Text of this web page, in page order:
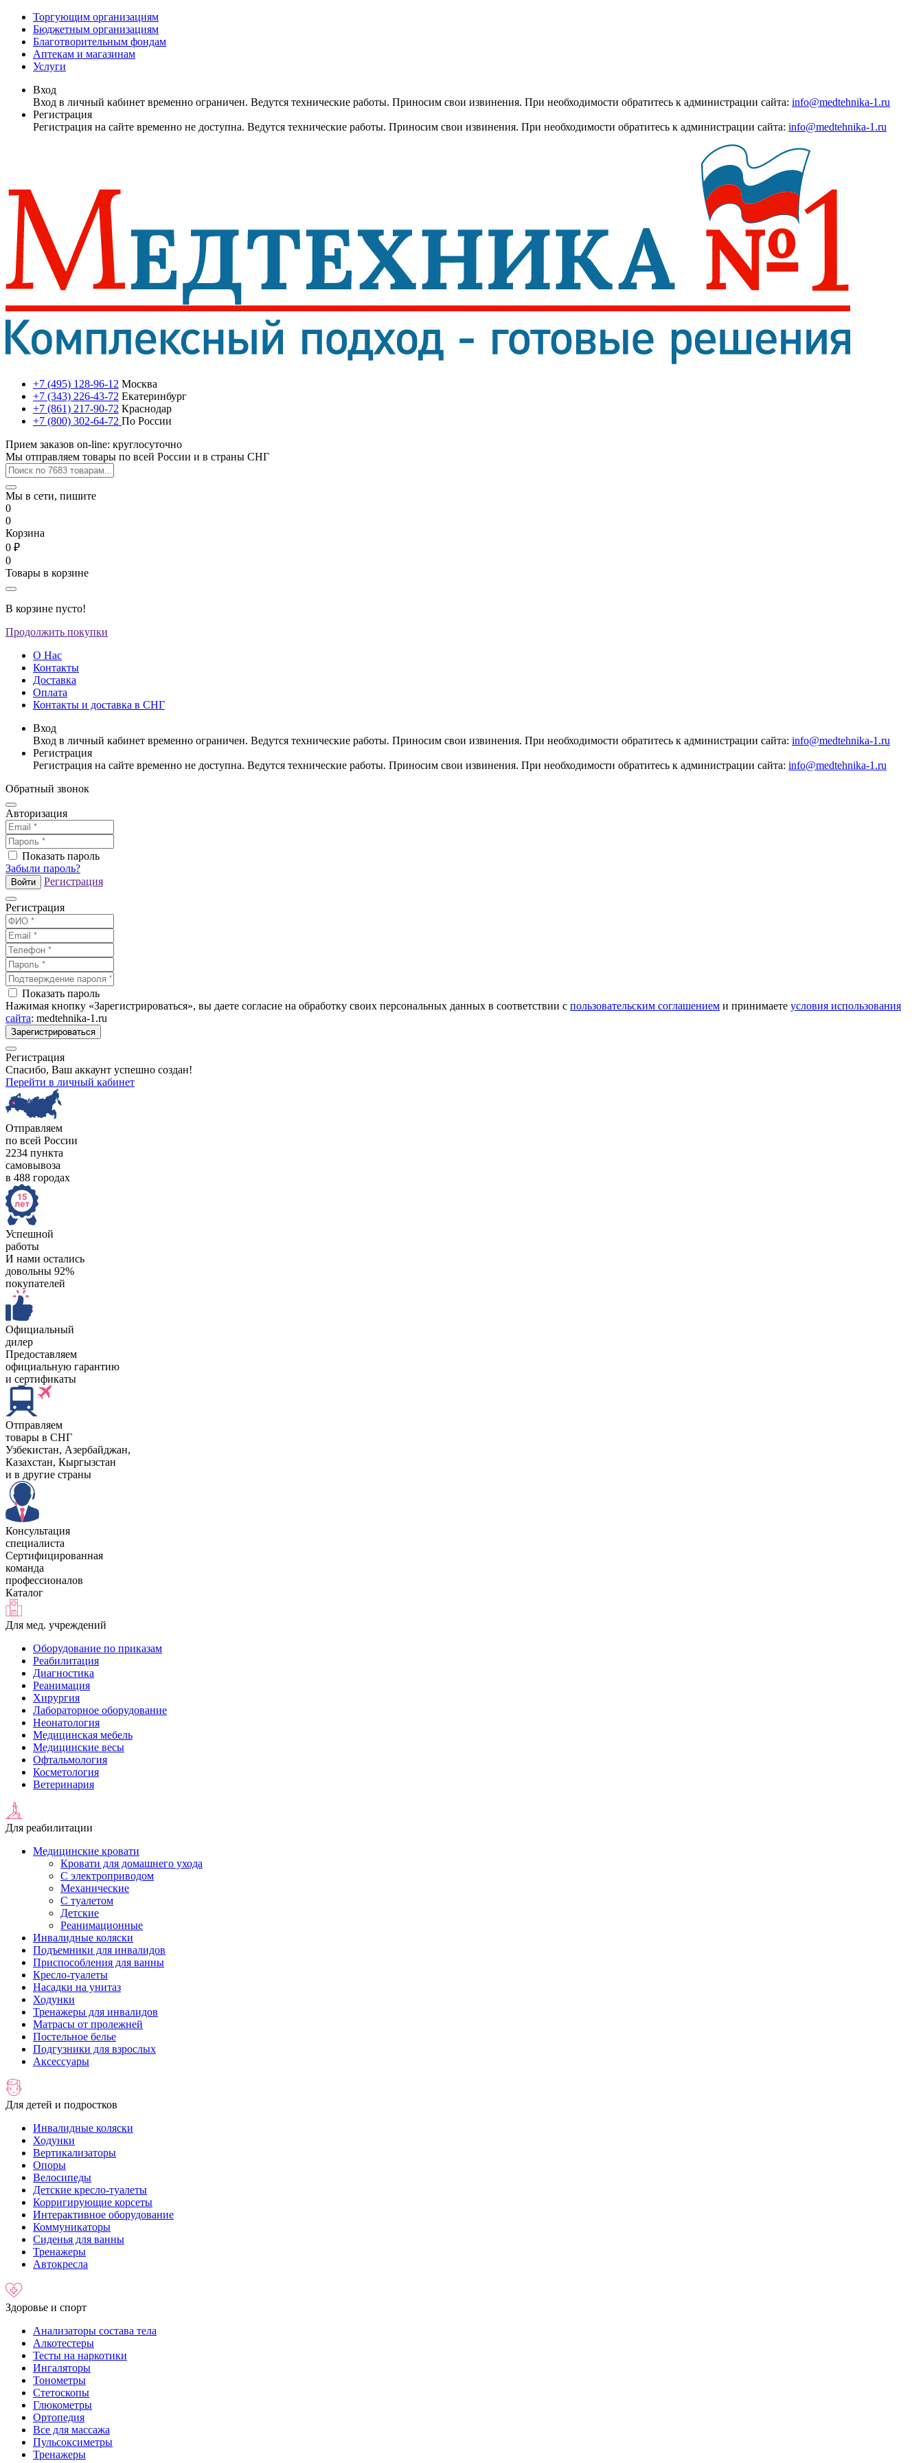
Торгующим организациям
Бюджетным организациям
Благотворительным фондам
Аптекам и магазинам
Услуги
Вход
Вход в личный кабинет временно ограничен. Ведутся технические работы. Приносим свои извинения. При необходимости обратитесь к администрации сайта: info@medtehnika-1.ru
Регистрация
Регистрация на сайте временно не доступна. Ведутся технические работы. Приносим свои извинения. При необходимости обратитесь к администрации сайта: info@medtehnika-1.ru
+7 (495) 128-96-12 Москва
+7 (343) 226-43-72 Екатеринбург
+7 (861) 217-90-72 Краснодар
+7 (800) 302-64-72 По России
Прием заказов on-line: круглосуточно
Мы отправляем товары по всей России и в страны СНГ
Мы в сети, пишите
0
0
Корзина
0 ₽
0
Товары в корзине
В корзине пусто!
Продолжить покупки
О Нас
Контакты
Доставка
Оплата
Контакты и доставка в СНГ
Вход
Вход в личный кабинет временно ограничен. Ведутся технические работы. Приносим свои извинения. При необходимости обратитесь к администрации сайта: info@medtehnika-1.ru
Регистрация
Регистрация на сайте временно не доступна. Ведутся технические работы. Приносим свои извинения. При необходимости обратитесь к администрации сайта: info@medtehnika-1.ru
Обратный звонок
Авторизация
Показать пароль
Забыли пароль?
Войти Регистрация
Регистрация
Показать пароль
Нажимая кнопку «Зарегистрироваться», вы даете согласие на обработку своих персональных данных в соответствии с пользовательским соглашением и принимаете условия использования
сайта: medtehnika-1.ru
Зарегистрироваться
Регистрация
Спасибо, Ваш аккаунт успешно создан!
Перейти в личный кабинет
Отправляем
по всей России
2234 пункта
самовывоза
в 488 городах
Успешной
работы
И нами остались
довольны 92%
покупателей
Официальный
дилер
Предоставляем
официальную гарантию
и сертификаты
Отправляем
товары в СНГ
Узбекистан, Aзербайджан,
Казахстан, Кыргызстан
и в другие страны
Консультация
специалиста
Сертифицированная
команда
профессионалов
Каталог
Для мед. учреждений
Оборудование по приказам
Реабилитация
Диагностика
Реанимация
Хирургия
Лабораторное оборудование
Неонатология
Медицинская мебель
Медицинские весы
Офтальмология
Косметология
Ветеринария
Для реабилитации
Медицинские кровати
Кровати для домашнего ухода
С электроприводом
Механические
С туалетом
Детские
Реанимационные
Инвалидные коляски
Подъемники для инвалидов
Приспособления для ванны
Кресло-туалеты
Насадки на унитаз
Ходунки
Тренажеры для инвалидов
Матрасы от пролежней
Постельное белье
Подгузники для взрослых
Аксессуары
Для детей и подростков
Инвалидные коляски
Ходунки
Вертикализаторы
Опоры
Велосипеды
Детские кресло-туалеты
Корригирующие корсеты
Интерактивное оборудование
Коммуникаторы
Сиденья для ванны
Тренажеры
Автокресла
Здоровье и спорт
Анализаторы состава тела
Алкотестеры
Тесты на наркотики
Ингаляторы
Тонометры
Стетоскопы
Глюкометры
Ортопедия
Все для массажа
Пульсоксиметры
Тренажеры